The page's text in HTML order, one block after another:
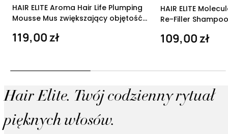
HAIR ELITE Aroma Hair Life Plumping
Mousse Mus zwiększający objętość
119,00 zł
HAIR ELITE
Re-Filler
109,00 zł
Hair Elite. Twój codzienny rytuał
pięknych włosów.